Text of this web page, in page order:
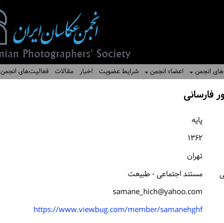
انجمن اعضاء انجمن شرایط عضویت اخبار مقالات فعالیت‌های انجمن
فارسانی
پایه
۱۳۶۲
تهران
مستند اجتماعی - طبیعت
samane_hich@yahoo.com
https://www.viewbug.com/member/samanehghf